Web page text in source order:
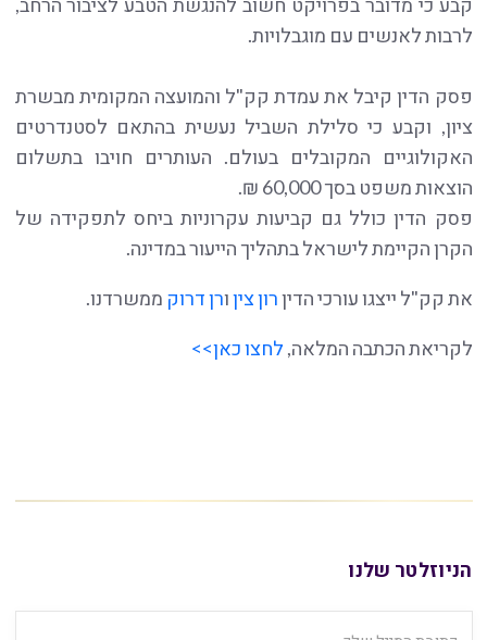
קבע כי מדובר בפרויקט חשוב להנגשת הטבע לציבור הרחב,
לרבות לאנשים עם מוגבלויות.
פסק הדין קיבל את עמדת קק"ל והמועצה המקומית מבשרת
ציון, וקבע כי סלילת השביל נעשית בהתאם לסטנדרטים
האקולוגיים המקובלים בעולם. העותרים חויבו בתשלום
הוצאות משפט בסך 60,000 ₪.
פסק הדין כולל גם קביעות עקרוניות ביחס לתפקידה של
הקרן הקיימת לישראל בתהליך הייעור במדינה.
את קק"ל ייצגו עורכי הדיןרון ציןורן דרוק ממשרדנו.
לקריאת הכתבה המלאה, לחצו כאן>>
הניוזלטר שלנו